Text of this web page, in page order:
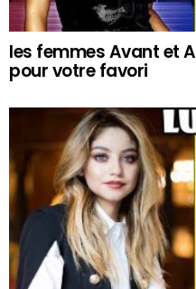
les femmes Avant et
pour votre favori